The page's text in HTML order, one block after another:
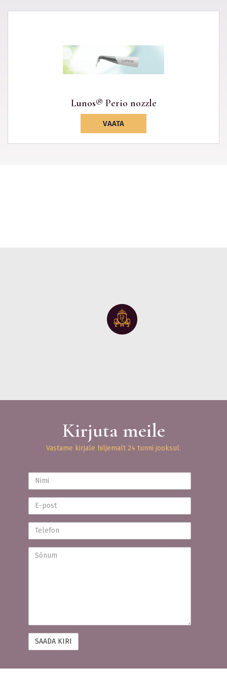
Lunos® Perio nozzle
VAATA
Kirjuta meile
Vastame kirjale hiljemalt 24 tunni jooksul.
Nimi
post
Telefon
Sõnum